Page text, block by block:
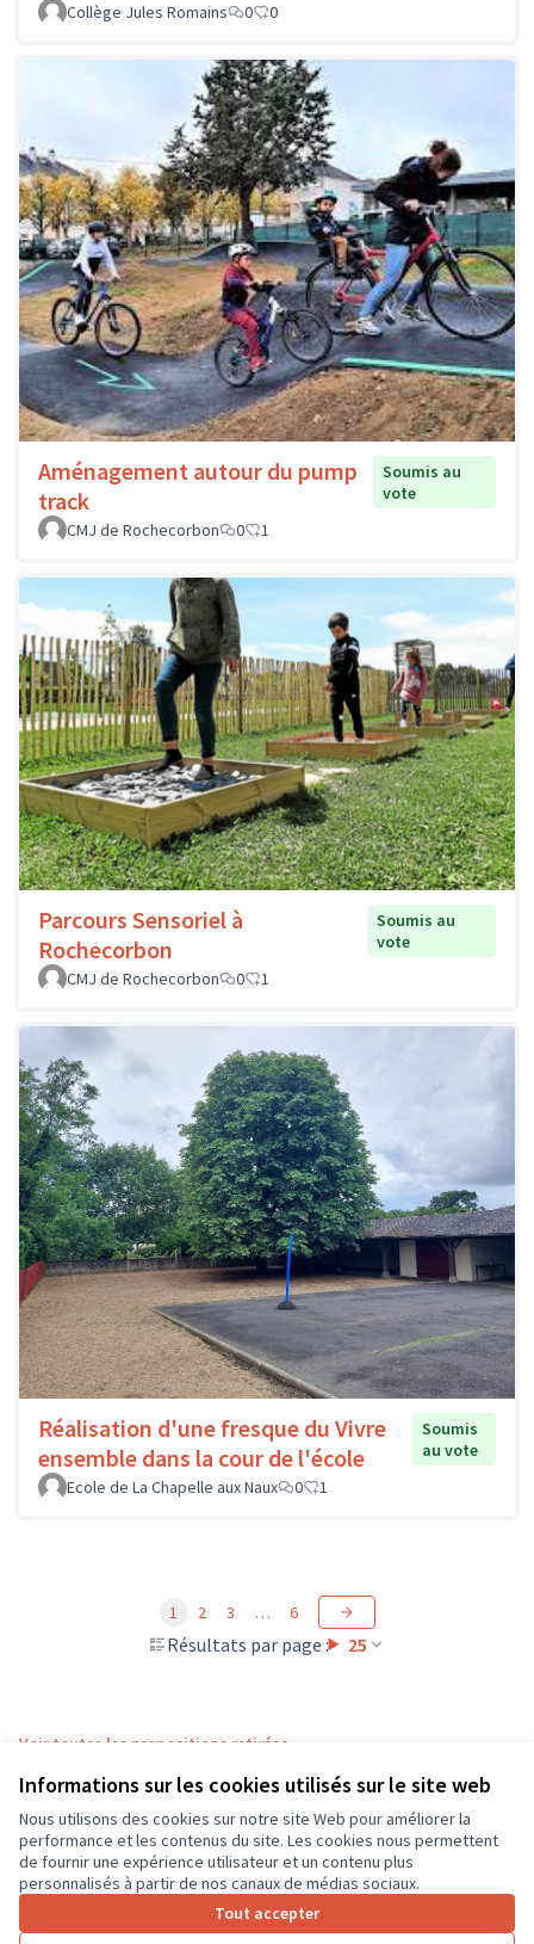
Informations sur les cookies utilisés sur le site web
Nous utilisons des cookies sur notre site Web pour améliorer la
performance et les contenus du site. Les cookies nous permettent
de fournir une expérience utilisateur et un contenu plus
personnalisés à partir de nos canaux de médias sociaux.
Tout accepter
Collège Jules Romains
0 0
Aménagement autour du pump
track
Soumis au
vote
CMJ de Rochecorbon
0 1
Parcours Sensoriel à
Rochecorbon
Soumis au
vote
CMJ de Rochecorbon
0 1
Réalisation d'une fresque du Vivre
ensemble dans la cour de l'école
Soumis
au vote
Ecole de La Chapelle aux Naux
0 1
Résultats par page : 25
1 2 3 … 6
Voir toutes les propositions retirées
Conditions d'utilisation
Paramètres des cookies
CD37 sur X
(Lien externe)
CD37 sur Facebook
CD37 sur Instagram
CD37 sur YouTube
(Lien externe)